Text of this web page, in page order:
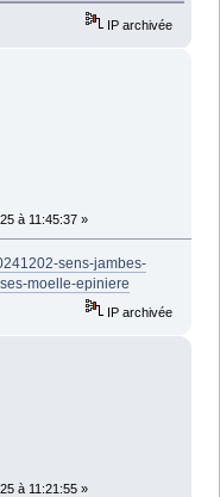
IP archivée
à 11:45:37 »
sens-jambes-
moelle-epiniere
IP archivée
à 11:21:55 »